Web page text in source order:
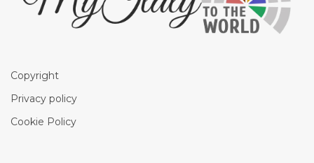
Copyright
Privacy policy
Cookie Policy